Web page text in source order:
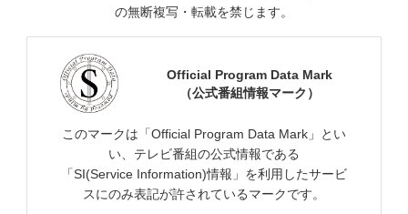
の無断複写・転載を禁じます。
Official Program Data Mark
（公式番組情報マーク）
このマークは「Official Program Data Mark」とい
い、テレビ番組の公式情報である
「SI(Service Information)情報」を利用したサービ
スにのみ表記が許されているマークです。